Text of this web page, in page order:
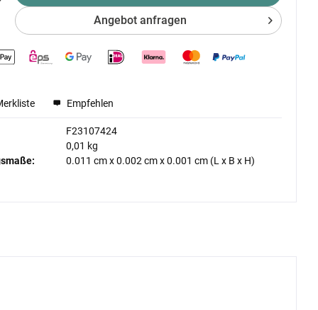
Angebot anfragen
Empfehlen
F23107424
0,01 kg
0.011 cmx0.002 cmx0.001 cm (L x B x H)